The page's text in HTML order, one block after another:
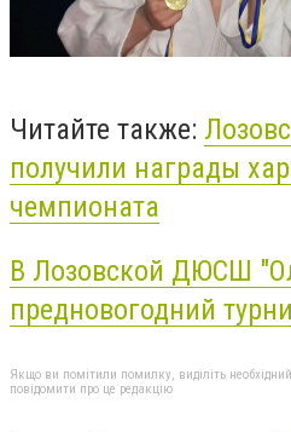
Читайте также:
получили награды
чемпионата
В Лозовской ДЮСШ
предновогодний
Якщо ви помітили помилку, виділіть
повідомити про це редакцію